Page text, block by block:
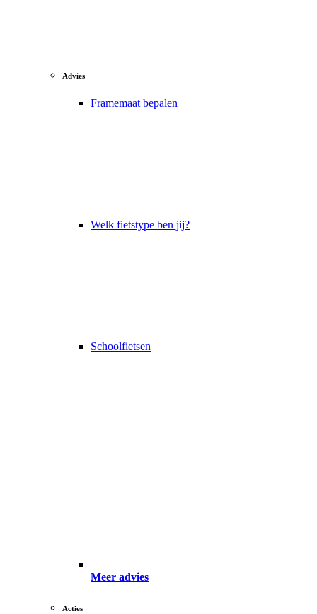
Advies
Framemaat bepalen
Welk fietstype ben jij?
Schoolfietsen
Meer advies
Acties